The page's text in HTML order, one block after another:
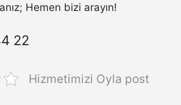
Hemen bizi arayın!
22
Hizmetimizi Oyla post